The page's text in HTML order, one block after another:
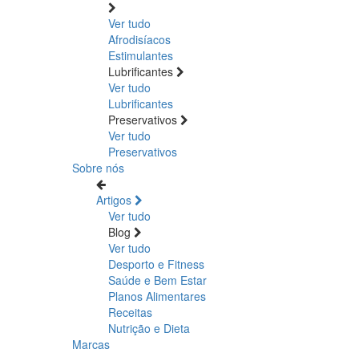
Ver tudo
Afrodisíacos
Estimulantes
Lubrificantes
Ver tudo
Lubrificantes
Preservativos
Ver tudo
Preservativos
Sobre nós
Artigos
Ver tudo
Blog
Ver tudo
Desporto e Fitness
Saúde e Bem Estar
Planos Alimentares
Receitas
Nutrição e Dieta
Marcas